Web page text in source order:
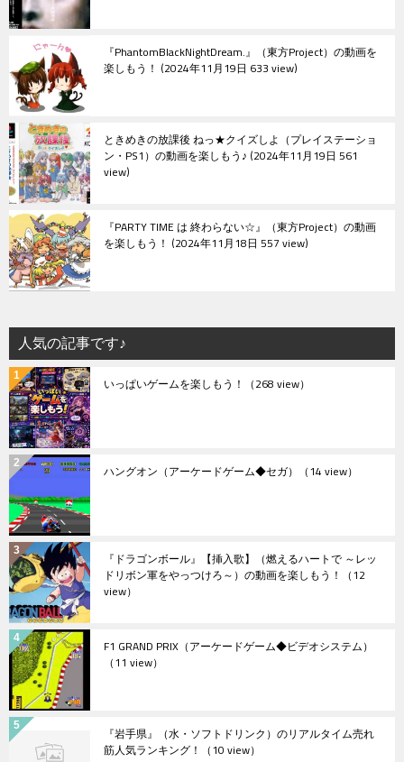
『PhantomBlackNightDream.』（東方Project）の動画を
楽しもう！ 2024年11月19日 633 view
ときめきの放課後 ねっ★クイズしよ（プレイステーショ
ン・PS1）の動画を楽しもう♪ 2024年11月19日 561
view
『PARTY TIME は 終わらない☆』（東方Project）の動画
を楽しもう！ 2024年11月18日 557 view
人気の記事です♪
いっぱいゲームを楽しもう！ （268 view）
ハングオン（アーケードゲーム◆セガ） （14 view）
『ドラゴンボール』【挿入歌】（燃えるハートで ～レッ
ドリボン軍をやっつけろ～）の動画を楽しもう！ （12
view）
F1 GRAND PRIX（アーケードゲーム◆ビデオシステム）
（11 view）
『岩手県』（水・ソフトドリンク）のリアルタイム売れ
筋人気ランキング！ （10 view）